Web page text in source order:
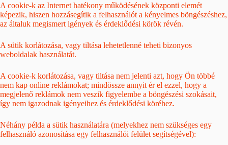
A cookie-k az Internet hatékony működésének központi elemét
képezik, hiszen hozzásegítik a felhasználót a kényelmes böngészéshez,
az általuk megismert igények és érdeklődési körök révén.
A sütik korlátozása, vagy tiltása lehetetlenné teheti bizonyos
weboldalak használatát.
A cookie-k korlátozása, vagy tiltása nem jelenti azt, hogy Ön többé
nem kap online reklámokat; mindössze annyit ér el ezzel, hogy a
megjelenő reklámok nem veszik figyelembe a böngészési szokásait,
így nem igazodnak igényeihez és érdeklődési köréhez.
Néhány példa a sütik használatára (melyekhez nem szükséges egy
felhasználó azonosítása egy felhasználói felület segítségével):